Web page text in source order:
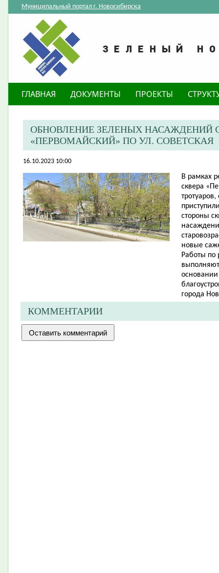
Муниципальный портал г. Новосибирска
ГЛАВНАЯ ДОКУМЕНТЫ ПРОЕКТЫ
ОБНОВЛЕНИЕ ЗЕЛЕНЫХ НАСАЖДЕНИЙ
«ПЕРВОМАЙСКИЙ» ПО УЛ. СОВЕТСКАЯ
16.10.2023 10:00
​В рамках
сквера
стороны
новые
Работы по
города
КОММЕНТАРИИ